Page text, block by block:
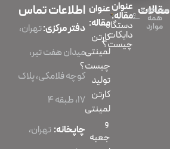
مقالات
مشاهده
همه
موارد
عنوان
مقاله:
دستگاه
دایکات
چیست؟
عنوان
مقاله:
کارتن
لمینتی
چیست؟
تولید
کارتن
لمینتی
و
جعبه
اطلاعات تماس
دفتر مرکزی:تهران،
میدان هفت تیر،
کوچه فلامکی، پلاک
۱۷، طبقه ۴
چاپخانه: تهران،